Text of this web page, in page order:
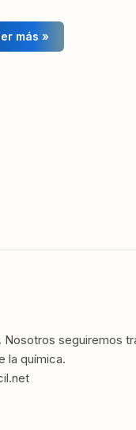
más »
seguiremos
la química.